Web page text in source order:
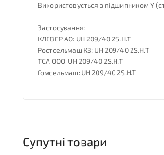
Використовується з підшипником Y
Застосування:
КЛЕВЕР АО: UH 209/40 2S.H.T
Ростсельмаш КЗ: UH 209/40 2S.H.T
ТСА ООО: UH 209/40 2S.H.T
Гомсельмаш: UH 209/40 2S.H.T
Супутні товари